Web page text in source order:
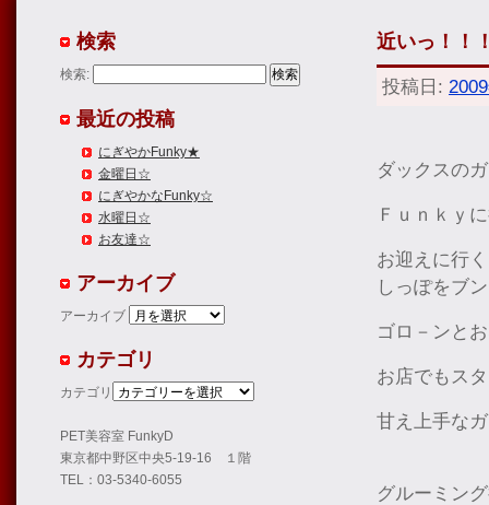
近いっ！！
投稿日:
ダックスの
Ｆｕｎｋｙ
お迎えに行
しっぽをブ
ゴロ－ンと
お店でもス
甘え上手な
グルーミン
検索
検索:
最近の投稿
にぎやかFunky★
金曜日☆
にぎやかなFunky☆
水曜日☆
お友達☆
アーカイブ
アーカイブ
カテゴリ
カテゴリ
PET美容室 FunkyD
東京都中野区中央5-19-16 １階
TEL：03-5340-6055